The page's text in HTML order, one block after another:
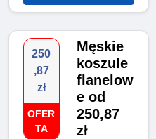
250
,87
zł
OFER
TA
Męskie
koszule
flanelow
e od
250,87
zł